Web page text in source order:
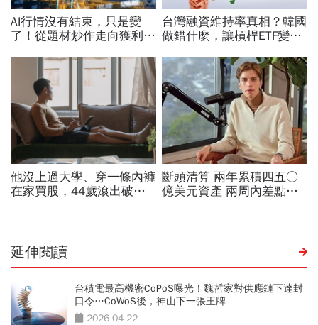
延伸閱讀
台積電最高機密CoPoS曝光！魏哲家對供應鏈下達封
口令…CoWoS後，神山下一張王牌
2026-04-22